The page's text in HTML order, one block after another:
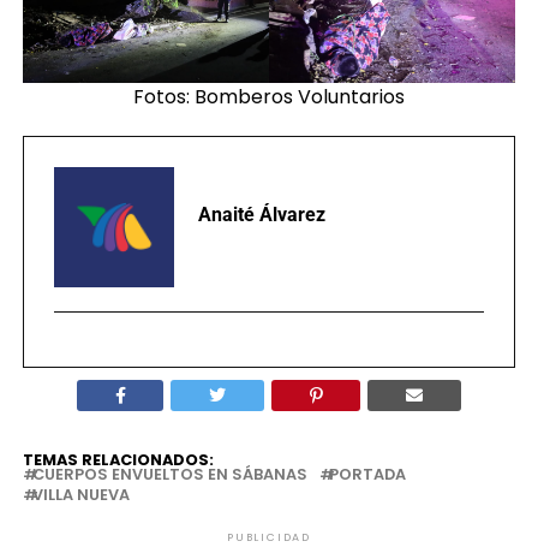
Fotos: Bomberos Voluntarios
Anaité Álvarez
TEMAS RELACIONADOS:
CUERPOS ENVUELTOS EN SÁBANAS
PORTADA
VILLA NUEVA
PUBLICIDAD